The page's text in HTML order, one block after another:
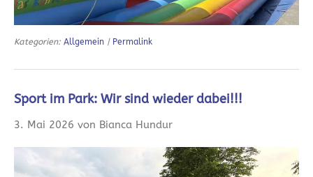
Kategorien: Allgemein | Permalink
Sport im Park: Wir sind wieder dabei!!!
3. Mai 2026 von Bianca Hundur